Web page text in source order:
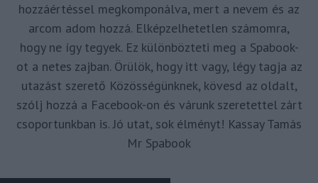
hozzáértéssel megkomponálva, mert a nevem és az
arcom adom hozzá. Elképzelhetetlen számomra,
hogy ne így tegyek. Ez különbözteti meg a Spabook-
ot a netes zajban. Örülök, hogy itt vagy, légy tagja az
utazást szerető Közösségünknek, kövesd az oldalt,
szólj hozzá a Facebook-on és várunk szeretettel zárt
csoportunkban is. Jó utat, sok élményt! Kassay Tamás
Mr Spabook